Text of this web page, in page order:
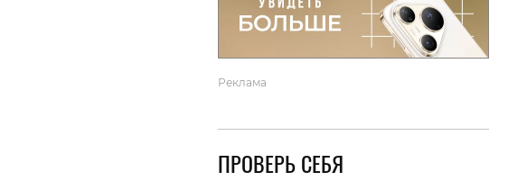
Реклама
ПРОВЕРЬ СЕБЯ